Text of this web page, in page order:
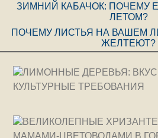
ЗИМНИЙ КАБАЧОК: ПОЧЕМУ
ЛЕТОМ?
ПОЧЕМУ ЛИСТЬЯ НА ВАШЕМ
ЖЕЛТЕЮТ?
ЛИМОННЫЕ ДЕРЕВЬЯ:
КУЛЬТУРНЫЕ ТРЕБОВАНИЯ
ВЕЛИКОЛЕПНЫЕ
МАМАМИ-ЦВЕТОВОДАМИ В